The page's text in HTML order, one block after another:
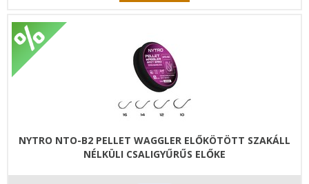
NYTRO NTO-B2 PELLET WAGGLER ELŐKÖTÖTT SZAKÁLL
NÉLKÜLI CSALIGYŰRŰS ELŐKE